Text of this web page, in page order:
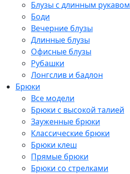
Блузы с длинным рукавом
Боди
Вечерние блузы
Длинные блузы
Офисные блузы
Рубашки
Лонгслив и бадлон
Брюки
Все модели
Брюки с высокой талией
Зауженные брюки
Классические брюки
Брюки клеш
Прямые брюки
Брюки со стрелками